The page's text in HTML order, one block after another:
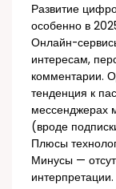
Развитие
особенно в
Онлайн-
интересам,
комментарии.
тенденция к
мессенджерах
(вроде
Плюсы
Минусы —
интерпретации.